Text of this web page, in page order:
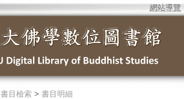
網站導覽
書目檢索 > 書目明細